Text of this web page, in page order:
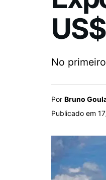
No
Por Bruno
Publicado em